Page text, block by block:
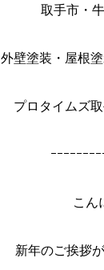
取手市・
外壁塗装・屋根
プロタイムズ
ｰｰｰｰｰｰｰ
こん
新年のご挨拶